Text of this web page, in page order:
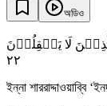
অডিও
لَا یَعۡقِلُوۡنَ
٢٢
ইন্না শাররাদ্দাওয়াব্বি